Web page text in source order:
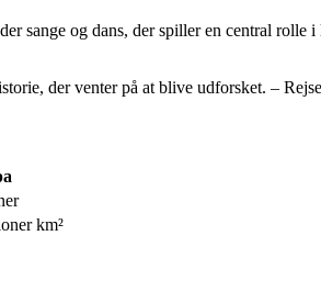
sange og dans, der spiller en central
der venter på at blive udforsket. –
km²